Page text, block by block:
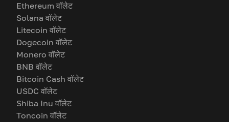
Ethereum वॉलेट
Solana वॉलेट
Litecoin वॉलेट
Dogecoin वॉलेट
Monero वॉलेट
BNB वॉलेट
Bitcoin Cash वॉलेट
USDC वॉलेट
Shiba Inu वॉलेट
Toncoin वॉलेट